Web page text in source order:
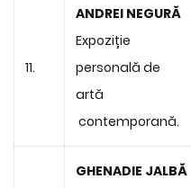
11.
ANDREI NEGURĂ
Expoziție
personală de
artă
contemporană.
GHENADIE JALBĂ